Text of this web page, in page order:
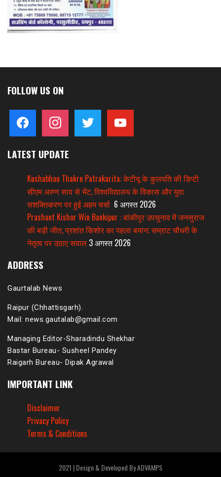
FOLLOW US ON
facebook instagram twitter youtube
LATEST UPDATE
Kushabhau Thakre Patrakarita: केटीयू के कुलपति की डिप्टी
सीएम अरुण साव से भेंट, विश्वविद्यालय के विकास और युवा
सशक्तिकरण पर हुई अहम चर्चा 6 अगस्त 2026
Prashant Kishor Win Bankipur : बांकीपुर उपचुनाव में जनसुराज
की बड़ी जीत, प्रशांत किशोर का पहला बयान; सम्राट चौधरी के
नेतृत्व पर उठाए सवाल 3 अगस्त 2026
ADDRESS
Gaurtalab News
Raipur (Chhattisgarh).
Mail: news.gautalab@gmail.com
Managing Editor-Sharadindu Shekhar
Bastar Bureau- Susheel Pandey
Raigarh Bureau- Dipak Agrawal
IMPORTANT LINK
Disclaimer
Privacy Policy
Terms & Conditions
2021 | Design & Developed By ADVAMPS